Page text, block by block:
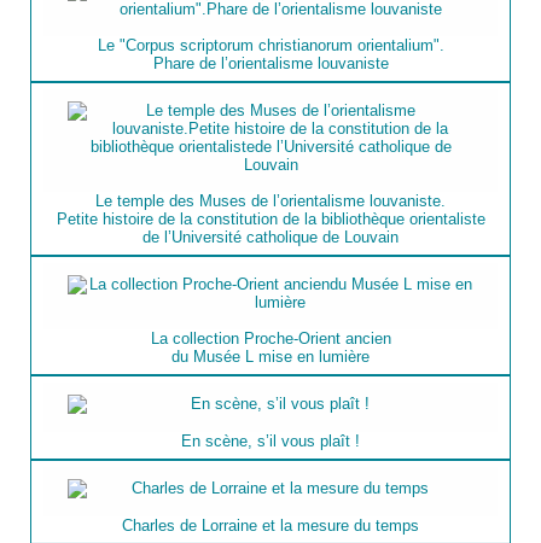
Le "Corpus scriptorum christianorum orientalium".
Phare de l’orientalisme louvaniste
Le temple des Muses de l’orientalisme louvaniste.
Petite histoire de la constitution de la bibliothèque orientaliste
de l’Université catholique de Louvain
La collection Proche-Orient ancien
du Musée L mise en lumière
En scène, s’il vous plaît !
Charles de Lorraine et la mesure du temps